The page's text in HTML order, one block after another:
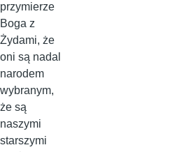
przymierze
Boga z
Żydami, że
oni są nadal
narodem
wybranym,
że są
naszymi
starszymi